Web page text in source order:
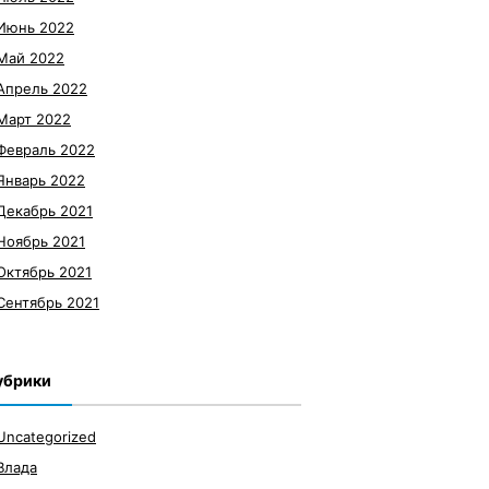
2022
2022
2022
2022
2022
2022
2021
2021
2021
2021